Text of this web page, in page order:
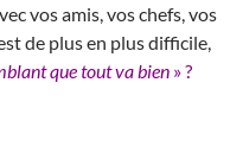
vos amis, vos chefs, vos
de plus en plus difficile,
que tout va bien » ?